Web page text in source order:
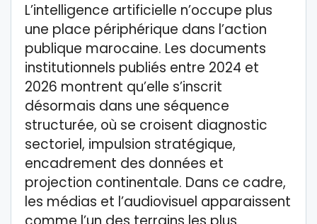
L’intelligence artificielle n’occupe plus
une place périphérique dans l’action
publique marocaine. Les documents
institutionnels publiés entre 2024 et
2026 montrent qu’elle s’inscrit
désormais dans une séquence
structurée, où se croisent diagnostic
sectoriel, impulsion stratégique,
encadrement des données et
projection continentale. Dans ce cadre,
les médias et l’audiovisuel apparaissent